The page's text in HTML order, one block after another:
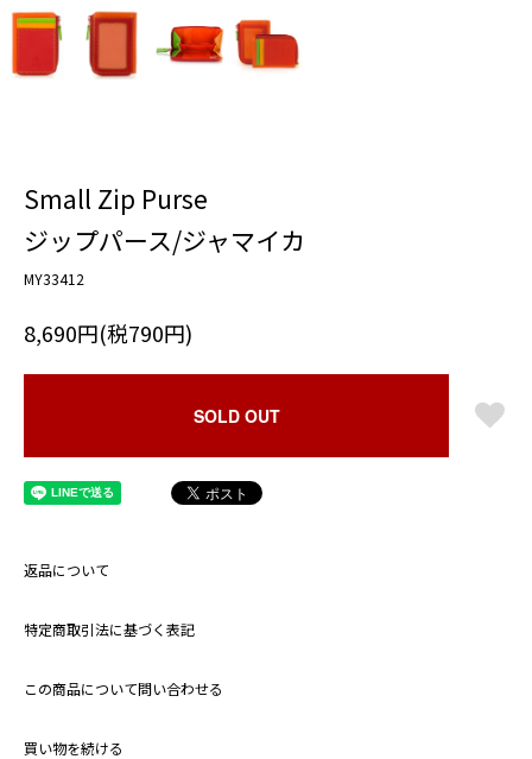
Small Zip Purse
ジップパース/ジャマイカ
MY33412
8,690円(税790円)
SOLD OUT
返品について
特定商取引法に基づく表記
この商品について問い合わせる
買い物を続ける